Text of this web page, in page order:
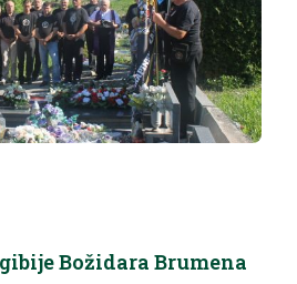
Božidara Brumena